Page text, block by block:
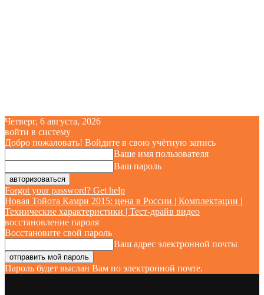
Четверг, 6 августа, 2026
войти в систему
Добро пожаловать! Войдите в свою учётную запись
Ваше имя пользователя
Ваш пароль
Forgot your password? Get help
Новая Тойота Камри 2015: цена в России | Комплектации |
Технические характеристики | Тест-драйв видео
восстановление пароля
Восстановите свой пароль
Ваш адрес электронной почты
Пароль будет выслан Вам по электронной почте.